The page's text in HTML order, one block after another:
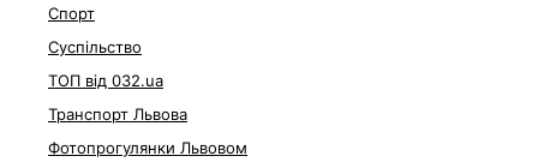
Спорт
Суспільство
ТОП від 032.ua
Транспорт Львова
Фотопрогулянки Львовом